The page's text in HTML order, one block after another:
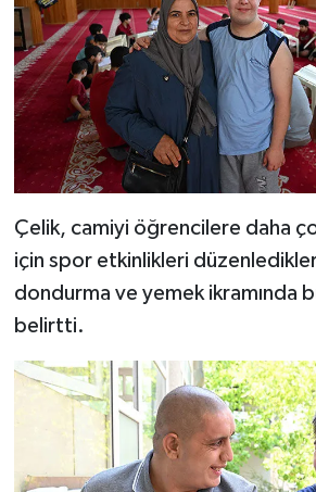
Çelik, camiyi öğrencilere daha
için spor etkinlikleri
dondurma ve yemek ikramında
belirtti.
Konya Müftülüğü
Kütahya Müftülüğü
Malatya Müftülüğü
Manisa Müftülüğü
Mardin Müftülüğü
Mersin Müftülüğü
Muş Müftülüğü
Nevşehir Müftülüğü